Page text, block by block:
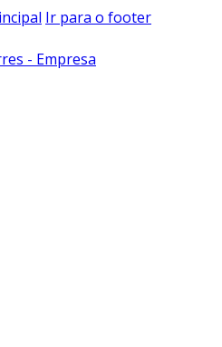
Ir para o footer